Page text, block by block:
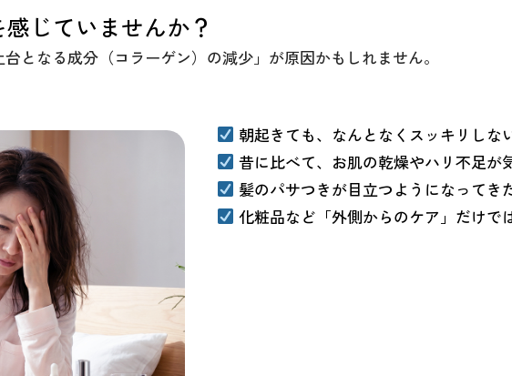
じていませんか？
となる成分（コラーゲン）の減少」が原因かもしれません。
朝起きても、なんとなくスッキリしな
昔に比べて、お肌の乾燥やハリ不足が
髪のパサつきが目立つようになってき
化粧品など「外側からのケア」だけで